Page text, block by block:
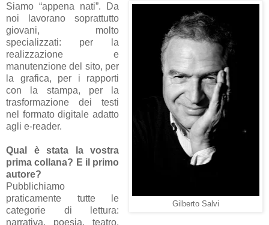
Gilberto Salvi
Siamo “appena nati”. Da
noi lavorano soprattutto
giovani, molto
specializzati: per la
realizzazione e
manutenzione del sito, per
la grafica, per i rapporti
con la stampa, per la
trasformazione dei testi
nel formato digitale adatto
agli e-reader.
Qual è stata la vostra
prima collana? E il primo
autore?
Pubblichiamo
praticamente tutte le
categorie di lettura:
narrativa, poesia, teatro,